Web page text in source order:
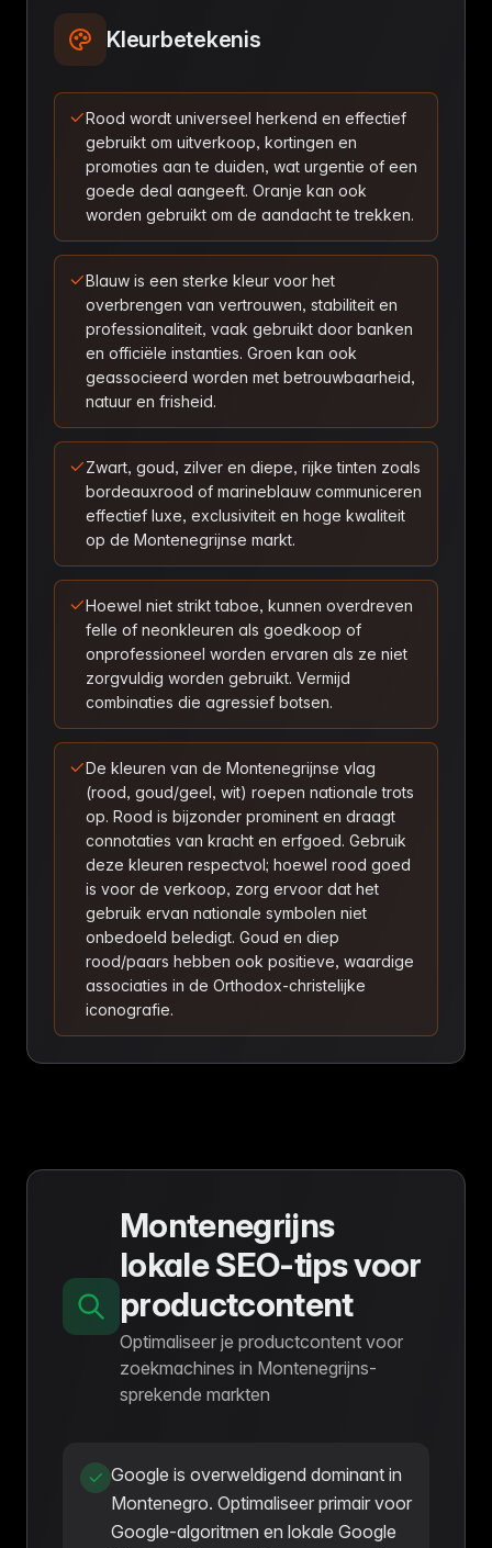
Kleurbetekenis
Rood wordt universeel herkend en effectief
gebruikt om uitverkoop, kortingen en
promoties aan te duiden, wat urgentie of een
goede deal aangeeft. Oranje kan ook
worden gebruikt om de aandacht te trekken.
Blauw is een sterke kleur voor het
overbrengen van vertrouwen, stabiliteit en
professionaliteit, vaak gebruikt door banken
en officiële instanties. Groen kan ook
geassocieerd worden met betrouwbaarheid,
natuur en frisheid.
Zwart, goud, zilver en diepe, rijke tinten zoals
bordeauxrood of marineblauw communiceren
effectief luxe, exclusiviteit en hoge kwaliteit
op de Montenegrijnse markt.
Hoewel niet strikt taboe, kunnen overdreven
felle of neonkleuren als goedkoop of
onprofessioneel worden ervaren als ze niet
zorgvuldig worden gebruikt. Vermijd
combinaties die agressief botsen.
De kleuren van de Montenegrijnse vlag
(rood, goud/geel, wit) roepen nationale trots
op. Rood is bijzonder prominent en draagt
connotaties van kracht en erfgoed. Gebruik
deze kleuren respectvol; hoewel rood goed
is voor de verkoop, zorg ervoor dat het
gebruik ervan nationale symbolen niet
onbedoeld beledigt. Goud en diep
rood/paars hebben ook positieve, waardige
associaties in de Orthodox-christelijke
iconografie.
Montenegrijns
lokale SEO-tips voor
productcontent
Optimaliseer je productcontent voor
zoekmachines in Montenegrijns-
sprekende markten
Google is overweldigend dominant in
Montenegro. Optimaliseer primair voor
Google-algoritmen en lokale Google